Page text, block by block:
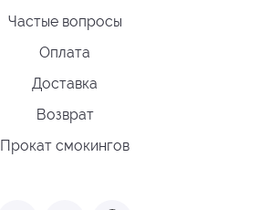
Частые вопросы
Оплата
Доставка
Возврат
Прокат смокингов